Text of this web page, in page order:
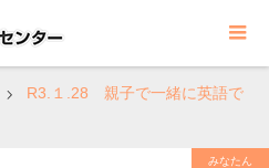
R3.１.28 親子で一緒に英語で
みなたん